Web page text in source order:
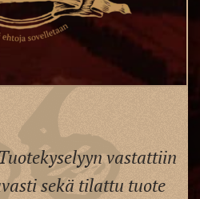
vastattiin
sekä tilattu tuote